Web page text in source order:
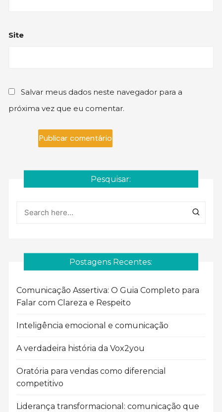
Site
Salvar meus dados neste navegador para a
próxima vez que eu comentar.
Pesquisar:
Postagens Recentes:
Comunicação Assertiva: O Guia Completo para
Falar com Clareza e Respeito
Inteligência emocional e comunicação
A verdadeira história da Vox2you
Oratória para vendas como diferencial
competitivo
Liderança transformacional: comunicação que